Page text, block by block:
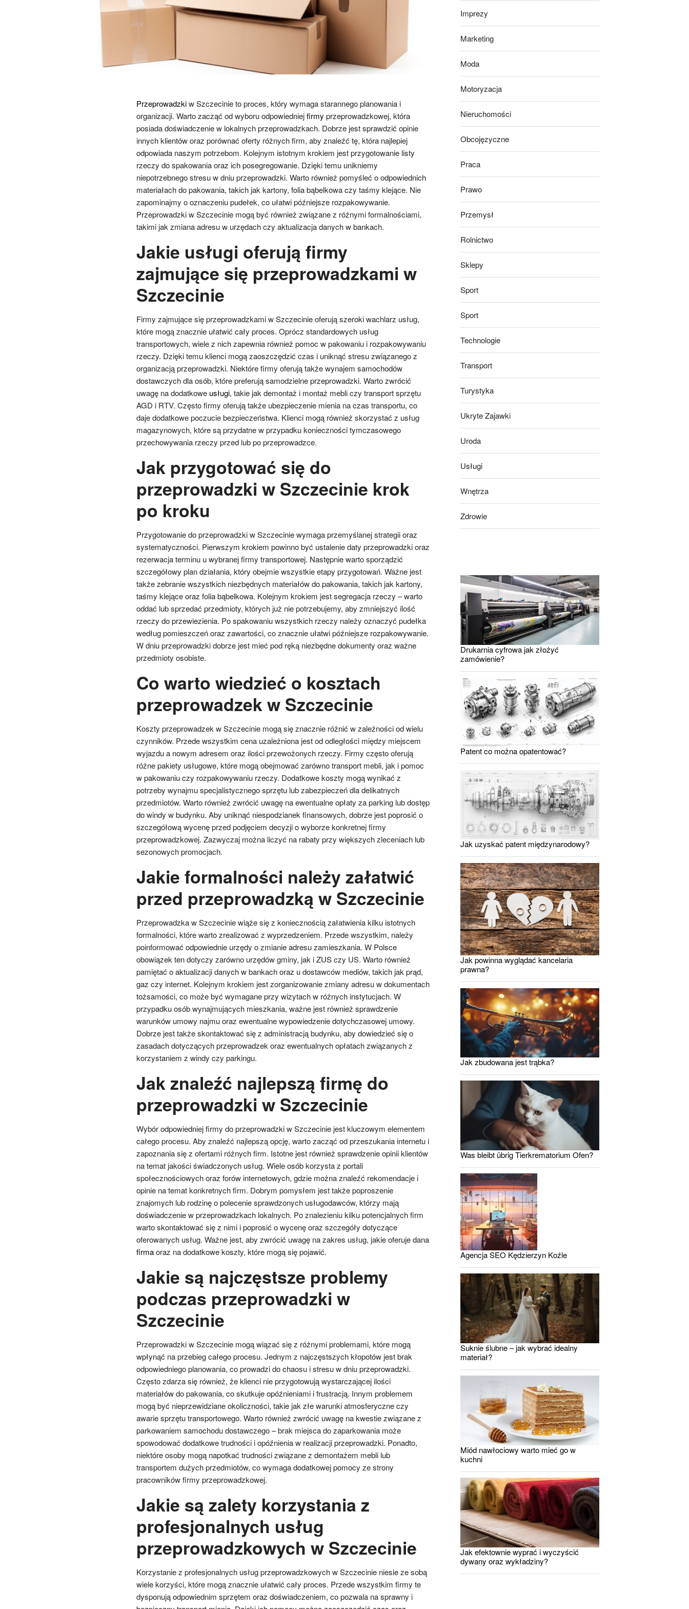
Przeprowadzkiw Szczecinie to proces, który wymaga starannego planowania i
organizacji. Warto zacząć od wyboru odpowiedniejfirmy przeprowadzkowej, która
posiada doświadczenie w lokalnych przeprowadzkach. Dobrze jest sprawdzić opinie
innych klientów oraz porównać oferty różnych firm, aby znaleźć tę, która najlepiej
odpowiada naszym potrzebom. Kolejnym istotnym krokiem jest przygotowanie listy
rzeczy do spakowania oraz ich posegregowanie. Dzięki temu unikniemy
niepotrzebnego stresu w dniu przeprowadzki. Warto również pomyśleć o odpowiednich
materiałach do pakowania, takich jak kartony, folia bąbelkowa czy taśmy klejące. Nie
zapominajmy o oznaczeniu pudełek, co ułatwi późniejsze rozpakowywanie.
Przeprowadzki w Szczecinie mogą być również związane z różnymi formalnościami,
takimi jak zmiana adresu w urzędach czy aktualizacja danych w bankach.
Jakie usługi oferują firmy
zajmujące się przeprowadzkami w
Szczecinie
Firmy zajmujące się przeprowadzkami w Szczecinie oferują szeroki wachlarz usług,
które mogą znacznie ułatwić cały proces. Oprócz standardowych usług
transportowych, wiele z nich zapewnia również pomoc w pakowaniu i rozpakowywaniu
rzeczy. Dzięki temu klienci mogą zaoszczędzić czas i uniknąć stresu związanego z
organizacją przeprowadzki. Niektóre firmy oferują także wynajem samochodów
dostawczych dla osób, które preferują samodzielne przeprowadzki. Warto zwrócić
uwagę na dodatkowe usługi, takie jak demontaż i montaż mebli czy transport sprzętu
AGD i RTV. Często firmy oferują także ubezpieczenie mienia na czas transportu, co
daje dodatkowe poczucie bezpieczeństwa. Klienci mogą również skorzystać z usług
magazynowych, które są przydatne w przypadku konieczności tymczasowego
przechowywania rzeczy przed lub po przeprowadzce.
Jak przygotować się do
przeprowadzki w Szczecinie krok
po kroku
Przygotowanie do przeprowadzki w Szczecinie wymaga przemyślanej strategii oraz
systematyczności. Pierwszym krokiem powinno być ustalenie daty przeprowadzki oraz
rezerwacja terminu u wybranej firmy transportowej. Następnie warto sporządzić
szczegółowy plan działania, który obejmie wszystkie etapy przygotowań. Ważne jest
także zebranie wszystkich niezbędnych materiałów do pakowania, takich jak kartony,
taśmy klejące oraz folia bąbelkowa. Kolejnym krokiem jest segregacja rzeczy – warto
oddać lub sprzedać przedmioty, których już nie potrzebujemy, aby zmniejszyć ilość
rzeczy do przewiezienia. Po spakowaniu wszystkich rzeczy należy oznaczyć pudełka
według pomieszczeń oraz zawartości, co znacznie ułatwi późniejsze rozpakowywanie.
W dniu przeprowadzki dobrze jest mieć pod ręką niezbędne dokumenty oraz ważne
przedmioty osobiste.
Co warto wiedzieć o kosztach
przeprowadzek w Szczecinie
Koszty przeprowadzek w Szczecinie mogą się znacznie różnić w zależności od wielu
czynników. Przede wszystkim cena uzależniona jest od odległości między miejscem
wyjazdu a nowym adresem oraz ilości przewożonych rzeczy. Firmy często oferują
różne pakiety usługowe, które mogą obejmować zarówno transport mebli, jak i pomoc
w pakowaniu czy rozpakowywaniu rzeczy. Dodatkowe koszty mogą wynikać z
potrzeby wynajmu specjalistycznego sprzętu lub zabezpieczeń dla delikatnych
przedmiotów. Warto również zwrócić uwagę na ewentualne opłaty za parking lub dostęp
do windy w budynku. Aby uniknąć niespodzianek finansowych, dobrze jest poprosić o
szczegółową wycenę przed podjęciem decyzji o wyborze konkretnej firmy
przeprowadzkowej. Zazwyczaj można liczyć na rabaty przy większych zleceniach lub
sezonowych promocjach.
Jakie formalności należy załatwić
przed przeprowadzką w Szczecinie
Przeprowadzka w Szczecinie wiąże się z koniecznością załatwienia kilku istotnych
formalności, które warto zrealizować z wyprzedzeniem. Przede wszystkim, należy
poinformować odpowiednie urzędy o zmianie adresu zamieszkania. W Polsce
obowiązek ten dotyczy zarówno urzędów gminy, jak i ZUS czy US. Warto również
pamiętać o aktualizacji danych w bankach oraz u dostawców mediów, takich jak prąd,
gaz czy internet. Kolejnym krokiem jest zorganizowanie zmiany adresu w dokumentach
tożsamości, co może być wymagane przy wizytach w różnych instytucjach. W
przypadku osób wynajmujących mieszkania, ważne jest również sprawdzenie
warunków umowy najmu oraz ewentualne wypowiedzenie dotychczasowej umowy.
Dobrze jest także skontaktować się z administracją budynku, aby dowiedzieć się o
zasadach dotyczących przeprowadzek oraz ewentualnych opłatach związanych z
korzystaniem z windy czy parkingu.
Jak znaleźć najlepszą firmę do
przeprowadzki w Szczecinie
Wybór odpowiedniej firmy do przeprowadzki w Szczecinie jest kluczowym elementem
całego procesu. Aby znaleźć najlepszą opcję, warto zacząć od przeszukania internetu i
zapoznania się z ofertami różnych firm. Istotne jest również sprawdzenie opinii klientów
na temat jakości świadczonych usług. Wiele osób korzysta z portali
społecznościowych oraz forów internetowych, gdzie można znaleźć rekomendacje i
opinie na temat konkretnych firm. Dobrym pomysłem jest także poproszenie
znajomych lub rodzinę o polecenie sprawdzonych usługodawców, którzy mają
doświadczenie w przeprowadzkach lokalnych. Po znalezieniu kilku potencjalnych firm
warto skontaktować się z nimi i poprosić o wycenę oraz szczegóły dotyczące
oferowanych usług. Ważne jest, aby zwrócić uwagę na zakres usług, jakie oferuje dana
firmaoraz na dodatkowe koszty, które mogą się pojawić.
Jakie są najczęstsze problemy
podczas przeprowadzki w
Szczecinie
Przeprowadzki w Szczecinie mogą wiązać się z różnymi problemami, które mogą
wpłynąć na przebieg całego procesu. Jednym z najczęstszych kłopotów jest brak
odpowiedniego planowania, co prowadzi do chaosu i stresu w dniu przeprowadzki.
Często zdarza się również, że klienci nie przygotowują wystarczającej ilości
materiałów do pakowania, co skutkuje opóźnieniami i frustracją. Innym problemem
mogą być nieprzewidziane okoliczności, takie jak złe warunki atmosferyczne czy
awarie sprzętu transportowego. Warto również zwrócić uwagę na kwestie związane z
parkowaniem samochodu dostawczego – brak miejsca do zaparkowania może
spowodować dodatkowe trudności i opóźnienia w realizacji przeprowadzki. Ponadto,
niektóre osoby mogą napotkać trudności związane z demontażem mebli lub
transportem dużych przedmiotów, co wymaga dodatkowej pomocy ze strony
pracowników firmy przeprowadzkowej.
Jakie są zalety korzystania z
profesjonalnych usług
przeprowadzkowych w Szczecinie
Korzystanie z profesjonalnych usług przeprowadzkowych w Szczecinie niesie ze sobą
wiele korzyści, które mogą znacznie ułatwić cały proces. Przede wszystkim firmy te
dysponują odpowiednim sprzętem oraz doświadczeniem, co pozwala na sprawny i
Imprezy
Marketing
Moda
Motoryzacja
Nieruchomości
Obcojęzyczne
Praca
Prawo
Przemysł
Rolnictwo
Sklepy
Sport
Sport
Technologie
Transport
Turystyka
Ukryte Zajawki
Uroda
Usługi
Wnętrza
Zdrowie
Drukarnia cyfrowa jak złożyć
zamówienie?
Patent co można opatentować?
Jak uzyskać patent międzynarodowy?
Jak powinna wyglądać kancelaria
prawna?
Jak zbudowana jest trąbka?
Was bleibt übrig Tierkrematorium Ofen?
Agencja SEO Kędzierzyn Koźle
Suknie ślubne – jak wybrać idealny
materiał?
Miód nawłociowy warto mieć go w
kuchni
Jak efektownie wyprać i wyczyścić
dywany oraz wykładziny?